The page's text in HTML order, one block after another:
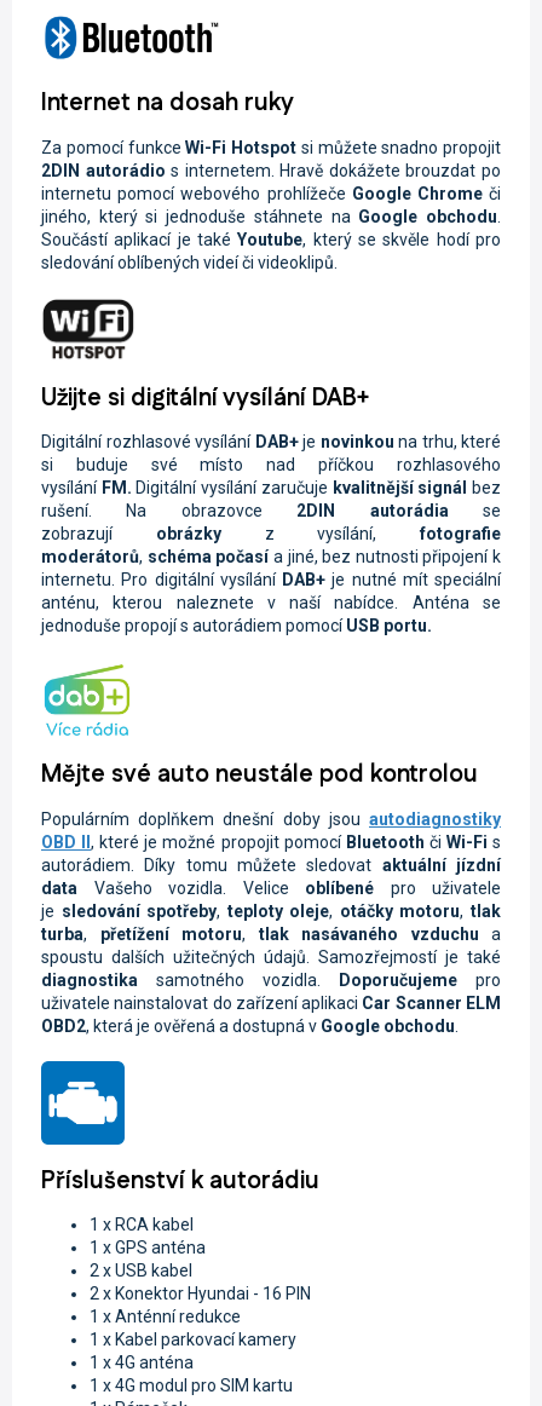
Internet na dosah ruky
Za pomocí funkceWi-Fi Hotspot si můžete snadno propojit
2DIN autorádio s internetem. Hravě dokážete brouzdat po
internetu pomocí webového prohlížeče Google Chromeči
jiného, který si jednoduše stáhnete na Google obchodu
Součástí aplikací je takéYoutube, který se skvěle hodí pro
sledování oblíbených videí či videoklipů.
Užijte si digitální vysílání DAB+
Digitální rozhlasové vysílání DAB+je novinkou na trhu, které
si buduje své místo nad příčkou rozhlasového
vysílání FM. Digitální vysílání zaručuje kvalitnější signál
bez
rušení. Na obrazovce 2DIN autorádiase
zobrazují obrázkyz vysílání,fotografie
moderátorů, schéma počasía jiné, bez nutnosti připojení k
internetu. Pro digitální vysílání DAB+ je nutné mít speciální
anténu, kterou naleznete v naší nabídce. Anténa se
jednoduše propojí s autorádiem pomocíUSB portu.
Mějte své auto neustále pod kontrolou
Populárním doplňkem dnešní doby jsou autodiagnostiky
OBD II, které je možné propojit pomocí Bluetooth či Wi-Fi s
autorádiem. Díky tomu můžete sledovat aktuální jízdní
data Vašeho vozidla. Velice oblíbené pro uživatele
je sledování spotřeby, teploty oleje, otáčky motoru,tlak
turba, přetížení motoru, tlak nasávaného vzduchu a
spoustu dalších užitečných údajů. Samozřejmostí je také
diagnostika samotného vozidla. Doporučujeme pro
uživatele nainstalovat do zařízení aplikaci Car Scanner ELM
OBD2, která je ověřená a dostupná v Google obchodu
Příslušenství k autorádiu
1 x RCA kabel
1 x GPS anténa
2 x USB kabel
2 x Konektor Hyundai - 16 PIN
1 x Anténní redukce
1 x Kabel parkovací kamery
1 x 4G anténa
1 x 4G modul pro SIM kartu